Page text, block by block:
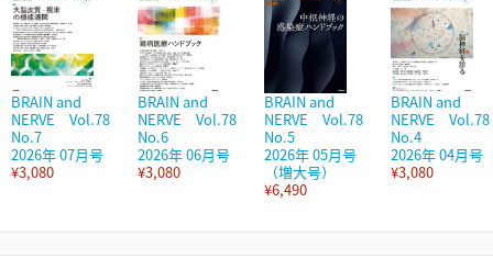
BRAIN and
NERVE Vol.78
No.7
2026年 07月号
¥3,080
BRAIN and
NERVE Vol.78
No.6
2026年 06月号
¥3,080
BRAIN and
NERVE Vol.78
No.5
2026年 05月号
（増大号）
¥6,490
BRAIN and
NERVE Vol.78
No.4
2026年 04月号
¥3,080